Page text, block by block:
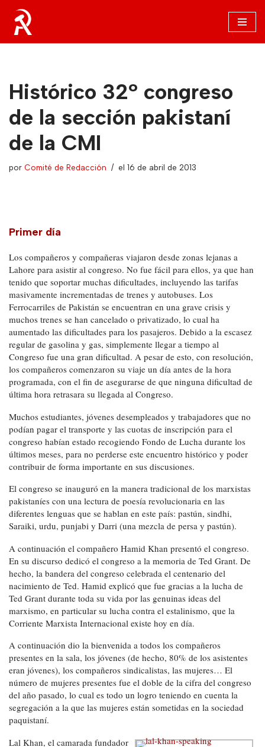
Saltar
al
Histórico 32º congreso
de la sección pakistaní
de la CMI
por Comité de Redacción el 16 de abril de 2013
Primer día
Los compañeros y compañeras viajaron desde zonas lejanas a
Lahore para asistir al congreso. No fue fácil para ellos, ya que han
tenido que soportar muchas dificultades, incluyendo las tarifas
masivamente incrementadas de trenes y autobuses. Los
Ferrocarriles de Pakistán se encuentran en una grave crisis y
muchos trenes se han cancelado o privatizado, lo cual ha
aumentado las dificultades para los pasajeros. Debido a la escasez
regular de gasolina y gas, simplemente llegar a tiempo al
Congreso fue una gran dificultad. A pesar de esto, con resolución,
los compañeros comenzaron su viaje un día antes de la hora
programada, con el fin de asegurarse de que ninguna dificultad de
última hora retrasara su llegada al Congreso.
Muchos estudiantes, jóvenes desempleados y trabajadores que no
podían pagar el transporte y las cuotas de inscripción para el
congreso habían estado recogiendo Fondo de Lucha durante los
últimos meses, para no perderse este encuentro histórico y poder
contribuir de forma importante en sus discusiones.
El congreso se inauguró en la manera tradicional de los marxistas
pakistaníes con una lectura de poesía revolucionaria en las
diferentes lenguas que se hablan en este país: pastún, sindhi,
Saraiki, urdu, punjabi y Darri (una mezcla de persa y pastún).
A continuación el compañero Hamid Khan presentó el congreso.
En su discurso dedicó el congreso a la memoria de Ted Grant. De
hecho, la bandera del congreso celebrada el centenario del
nacimiento de Ted. Hamid explicó que fue gracias a la lucha de
Ted Grant durante toda su vida por las genuinas ideas del
marxismo, en particular su lucha contra el estalinismo, que la
Corriente Marxista Internacional existe hoy en día.
A continuación dio la bienvenida a todos los compañeros
presentes en la sala, los jóvenes (de hecho, 80% de los asistentes
eran jóvenes), los compañeros sindicalistas, las mujeres… El
número de mujeres presentes fue el doble de la cifra del congreso
del año pasado, lo cual es todo un logro teniendo en cuenta la
segregación a la que las mujeres están sometidas en la sociedad
paquistaní.
Lal Khan, el camarada fundador